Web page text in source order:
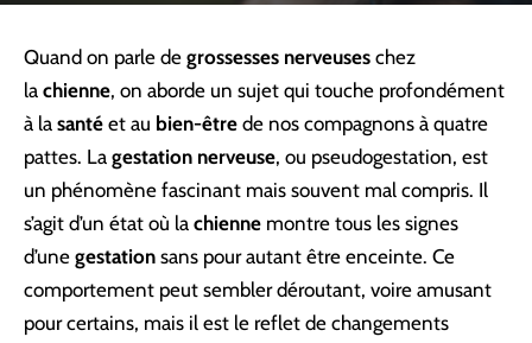
Quand on parle de grossesses nerveuses chez
la chienne, on aborde un sujet qui touche profondément
à la santé et au bien-être de nos compagnons à quatre
pattes. La gestation nerveuse, ou pseudogestation, est
un phénomène fascinant mais souvent mal compris. Il
s’agit d’un état où la chienne montre tous les signes
d’une gestation sans pour autant être enceinte. Ce
comportement peut sembler déroutant, voire amusant
pour certains, mais il est le reflet de changements